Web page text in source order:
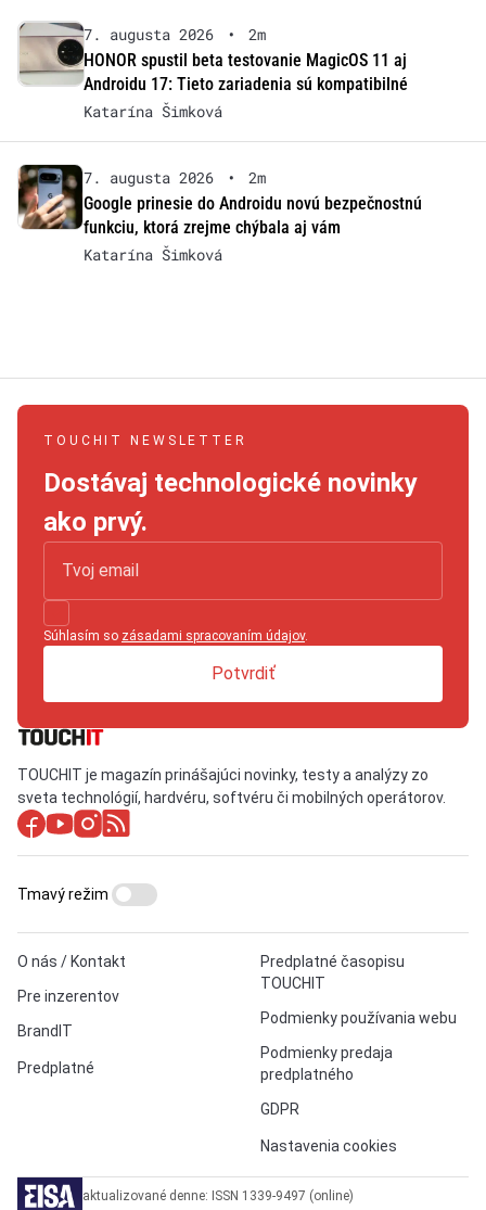
7. augusta 2026 •
2m
HONOR spustil beta testovanie MagicOS 11 aj
Androidu 17: Tieto zariadenia sú kompatibilné
Katarína Šimková
7. augusta 2026 •
2m
Google prinesie do Androidu novú bezpečnostnú
funkciu, ktorá zrejme chýbala aj vám
Katarína Šimková
TOUCHIT NEWSLETTER
Dostávaj technologické novinky
ako prvý.
Súhlasím so zásadami spracovaním údajov.
Potvrdiť
TOUCHIT je magazín prinášajúci novinky, testy a analýzy zo
sveta technológií, hardvéru, softvéru či mobilných operátorov.
O nás / Kontakt
Pre inzerentov
BrandIT
Predplatné
Predplatné časopisu
TOUCHIT
Podmienky používania webu
Podmienky predaja
predplatného
GDPR
Nastavenia cookies
Tmavý režim
aktualizované denne: ISSN 1339-9497 (online)